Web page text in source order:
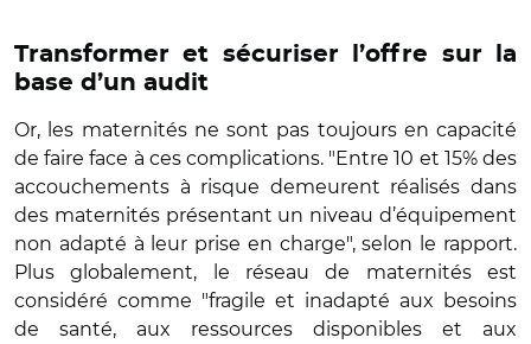
Transformer et sécuriser l’offre sur la
base d’un audit
Or, les maternités ne sont pas toujours en capacité
de faire face à ces complications. "Entre 10 et 15% des
accouchements à risque demeurent réalisés dans
des maternités présentant un niveau d’équipement
non adapté à leur prise en charge", selon le rapport.
Plus globalement, le réseau de maternités est
considéré comme "fragile et inadapté aux besoins
de santé, aux ressources disponibles et aux